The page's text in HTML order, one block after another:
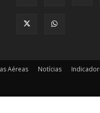
Aéreas Notícias